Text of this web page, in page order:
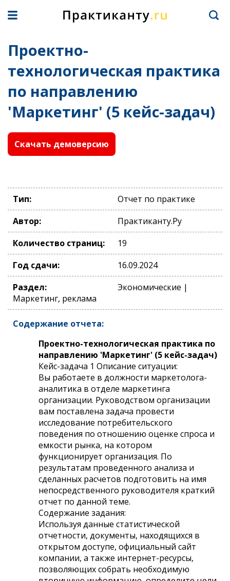
Проектно-
технологическая практика
по направлению
'Маркетинг' (5 кейс-задач)
Скачать демоверсию
Тип:
Отчет по практике
Автор:
Практиканту.Ру
Количество страниц:
19
Год сдачи:
16.09.2024
Раздел:
Экономические |
Маркетинг, реклама
Содержание отчета:
Проектно-технологическая практика по
направлению 'Маркетинг' (5 кейс-задач)
Кейс-задача 1 Описание ситуации:
Вы работаете в должности маркетолога-
аналитика в отделе маркетинга
организации. Руководством организации
вам поставлена задача провести
исследование потребительского
поведения по отношению оценке спроса и
емкости рынка, на котором
функционирует организация. По
результатам проведенного анализа и
сделанных расчетов подготовить на имя
непосредственного руководителя краткий
отчет по данной теме.
Содержание задания:
Используя данные статистической
отчетности, документы, находящихся в
открытом доступе, официальный сайт
компании, а также интернет-ресурсы,
позволяющих собрать необходимую